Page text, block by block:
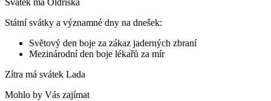
Svátek má Oldřiška
Státní svátky a významné dny na dnešek:
Světový den boje za zákaz jaderných zbraní
Mezinárodní den boje lékařů za mír
Zítra má svátek Lada
Mohlo by Vás zajímat